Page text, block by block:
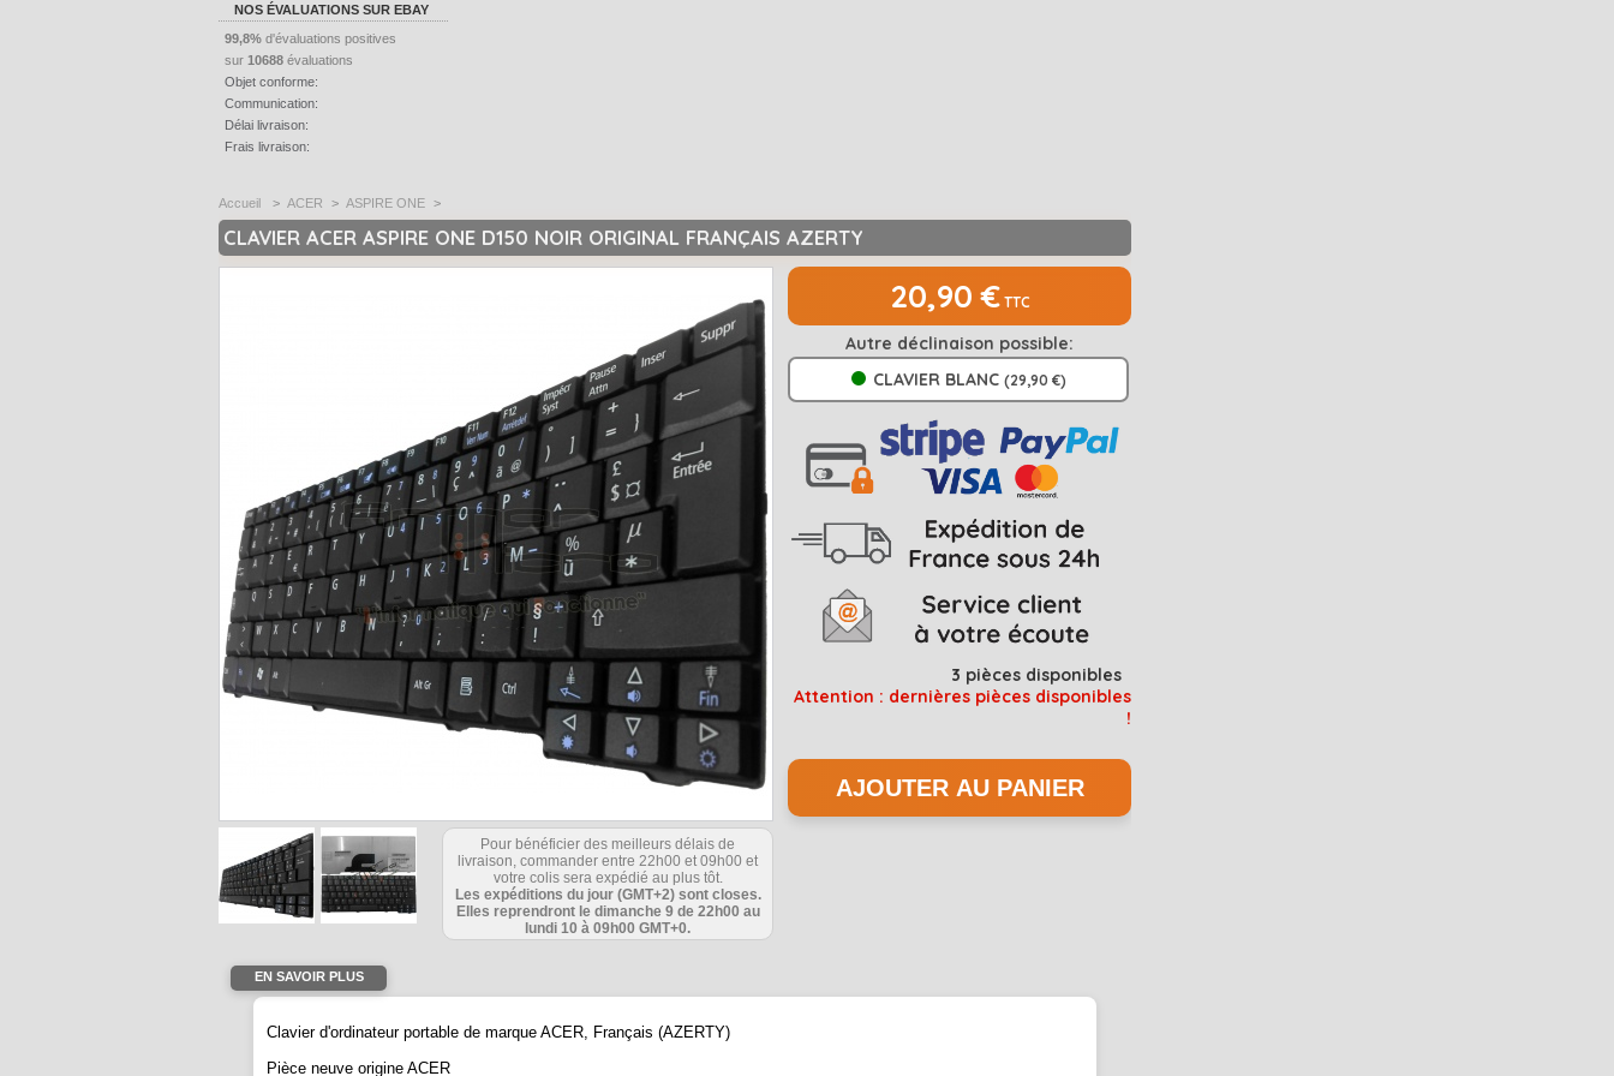
NOS ÉVALUATIONS SUR EBAY
99,8% d'évaluations positives
sur 10688 évaluations
Objet conforme:
Communication:
Délai livraison:
Frais livraison:
Accueil > ACER > ASPIRE ONE >
CLAVIER ACER ASPIRE ONE D150 NOIR ORIGINAL FRANÇAIS AZERTY
Pour bénéficier des meilleurs délais de
livraison, commander entre 22h00 et 09h00 et
votre colis sera expédié au plus tôt.
Les expéditions du jour (GMT+2) sont closes.
Elles reprendront le dimanche 9 de 22h00 au
lundi 10 à 09h00 GMT+0.
20,90 €TTC
Autre déclinaison possible:
CLAVIER BLANC (29,90 €)
3 pièces disponibles
Attention : dernières pièces disponibles
!
EN SAVOIR PLUS
Clavier d'ordinateur portable de marque ACER, Français (AZERTY)
Pièce neuve origine ACER